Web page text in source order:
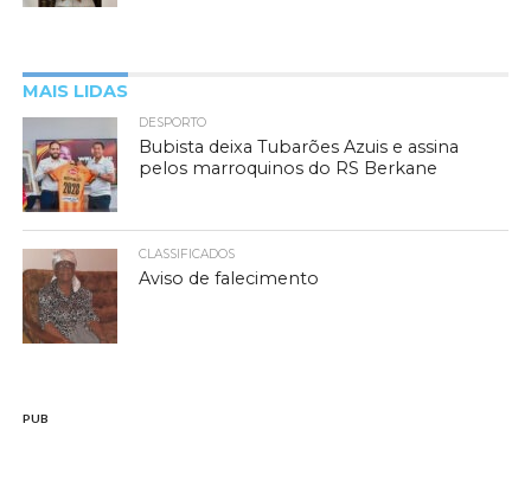
MAIS LIDAS
DESPORTO
Bubista deixa Tubarões Azuis e assina
pelos marroquinos do RS Berkane
CLASSIFICADOS
Aviso de falecimento
PUB